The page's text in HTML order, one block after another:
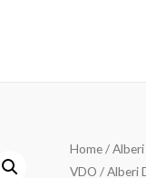
Home/
VDO / Alberi